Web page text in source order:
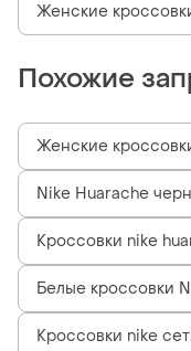
Женские
Похожие
Женские
Nike Huarache
Кроссовки nike
Белые кроссовки
Кроссовки nike